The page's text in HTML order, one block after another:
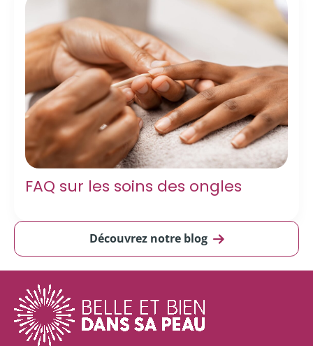
FAQ sur les soins des ongles
Découvrez notre blog